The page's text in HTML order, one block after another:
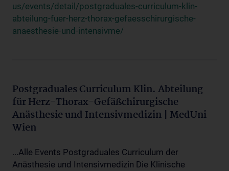
us/events/detail/postgraduales-curriculum-klin-
abteilung-fuer-herz-thorax-gefaesschirurgische-
anaesthesie-und-intensivme/
Postgraduales Curriculum Klin. Abteilung
für Herz-Thorax-Gefäßchirurgische
Anästhesie und Intensivmedizin | MedUni
Wien
...Alle Events Postgraduales Curriculum der
Anästhesie und Intensivmedizin Die Klinische